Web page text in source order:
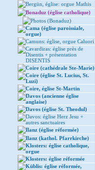
Bergün, église: orgue Mathis
Bonaduz (église catholique)
Photos (Bonaduz)
Cama (église paroissiale,
orgue)
Camuns: église, orgue Caluori
Cavardiras: église près de
Disentis + présentation
DISENTIS
Coire (cathédrale Ste-Marie)
Coire (église St. Lucius, St.
Luzi)
Coire, église St-Martin
Davos (ancienne église
anglaise)
Davos (église St. Theodul)
Davos: église Herz Jesu +
autres sanctuaires
Ilanz (église réformée)
Ilanz (kathol. Pfarrkirche)
Klosters: église catholique,
orgue
Klosters: église réformée
Küblis: église réformée,